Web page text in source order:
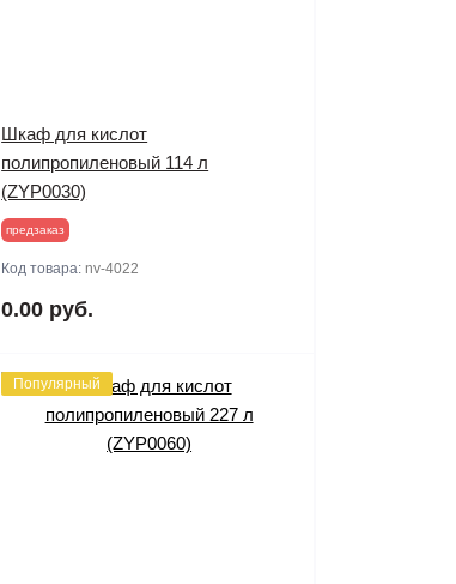
Шкаф для кислот
полипропиленовый 114 л
(ZYP0030)
предзаказ
Код товара:nv-4022
0.00 руб.
Популярный